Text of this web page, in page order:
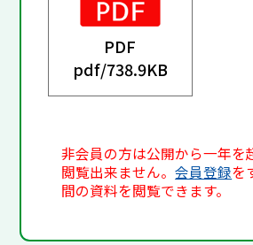
PDF
pdf/738.9KB
非会員の方は公開から一年を
閲覧出来ません。会員登録を
間の資料を閲覧できます。